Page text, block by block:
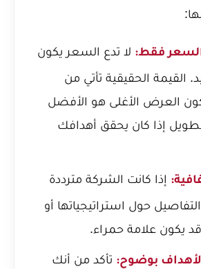
السعر فقط: لا تدع السعر يكون
القيمة الحقيقية تأتي من
العرض الأغلى هو الأفضل
إذا كان يحقق أهدافك
إذا كانت الشركة مترددة
حول استراتيجياتها أو
قد يكون علامة حمراء.
بوضوح: تأكد من أنك